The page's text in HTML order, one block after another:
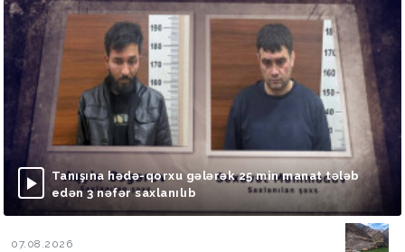
Tanışına hədə-qorxu gələrək 25 min manat tələb
edən 3 nəfər saxlanılıb
07.08.2026